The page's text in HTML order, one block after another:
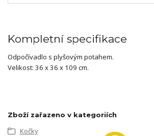
Kompletní specifikace
Odpočívadlo s plyšovým potahem.
Velikost: 36 x 36 x 109 cm.
Zboží zařazeno v kategoriích
Kočky